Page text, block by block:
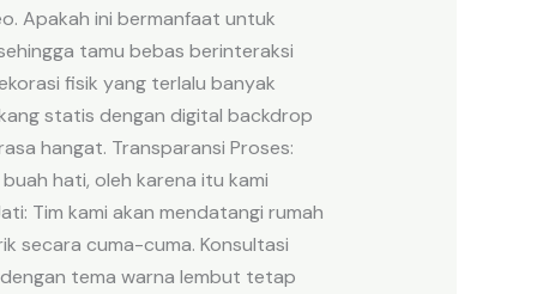
Apakah ini bermanfaat untuk
tamu bebas berinteraksi
fisik yang terlalu banyak
statis dengan digital backdrop
hangat. Transparansi Proses:
hati, oleh karena itu kami
Tim kami akan mendatangi rumah
secara cuma-cuma. Konsultasi
tema warna lembut tetap